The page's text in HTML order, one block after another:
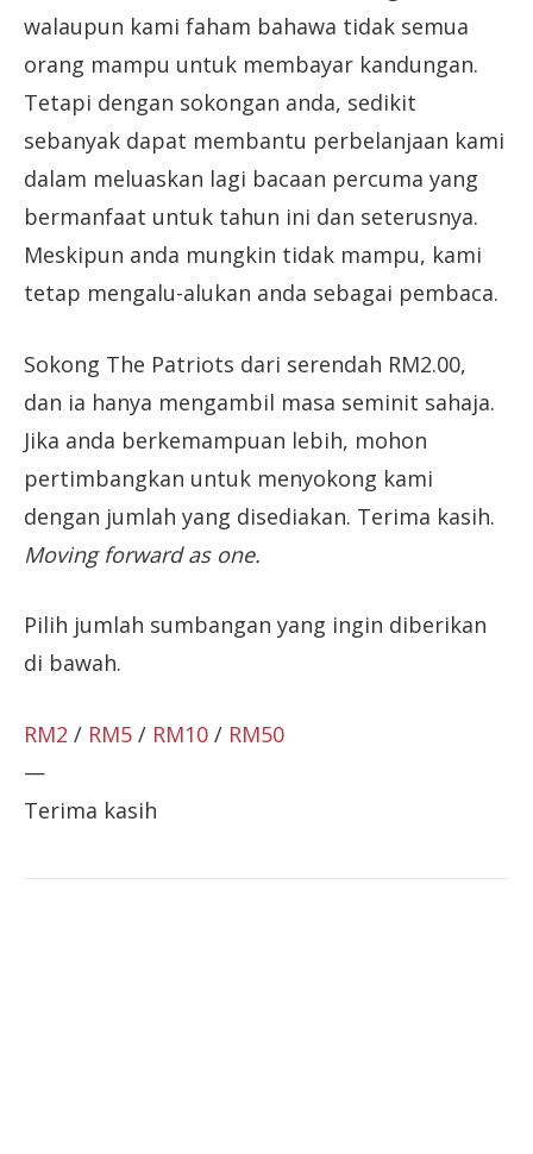
walaupun kami faham bahawa tidak semua
orang mampu untuk membayar kandungan.
Tetapi dengan sokongan anda, sedikit
sebanyak dapat membantu perbelanjaan kami
dalam meluaskan lagi bacaan percuma yang
bermanfaat untuk tahun ini dan seterusnya.
Meskipun anda mungkin tidak mampu, kami
tetap mengalu-alukan anda sebagai pembaca.
Sokong The Patriots dari serendah RM2.00,
dan ia hanya mengambil masa seminit sahaja.
Jika anda berkemampuan lebih, mohon
pertimbangkan untuk menyokong kami
dengan jumlah yang disediakan. Terima kasih.
Moving forward as one.
Pilih jumlah sumbangan yang ingin diberikan
di bawah.
RM2 / RM5 / RM10 / RM50
—
Terima kasih